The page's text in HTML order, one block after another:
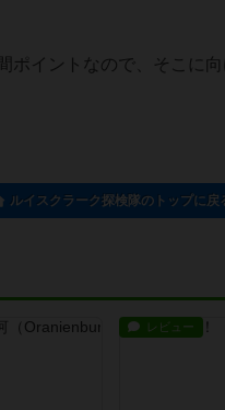
ポイントなので、そこに
ルイスクラーク探検隊のトップに戻
レビュー